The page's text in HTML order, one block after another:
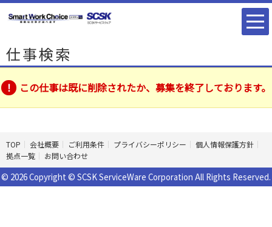
仕事検索
この仕事は既に削除されたか、募集を終了しております。
TOP 会社概要 ご利用条件 プライバシーポリシー
個人情報保護方針
拠点一覧
お問い合わせ
© 2026 Copyright © SCSK ServiceWare Corporation All Rights Reserved.